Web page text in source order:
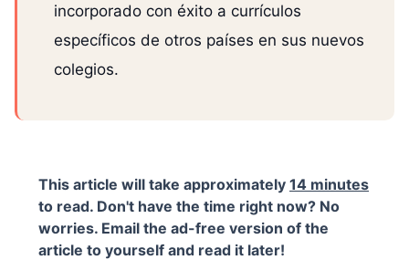
incorporado con éxito a currículos
específicos de otros países en sus nuevos
colegios.
This article will take approximately 14 minutes
to read. Don't have the time right now? No
worries. Email the ad-free version of the
article to yourself and read it later!